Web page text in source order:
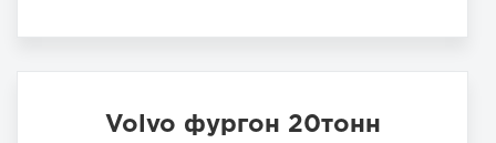
Volvo фургон 20тонн